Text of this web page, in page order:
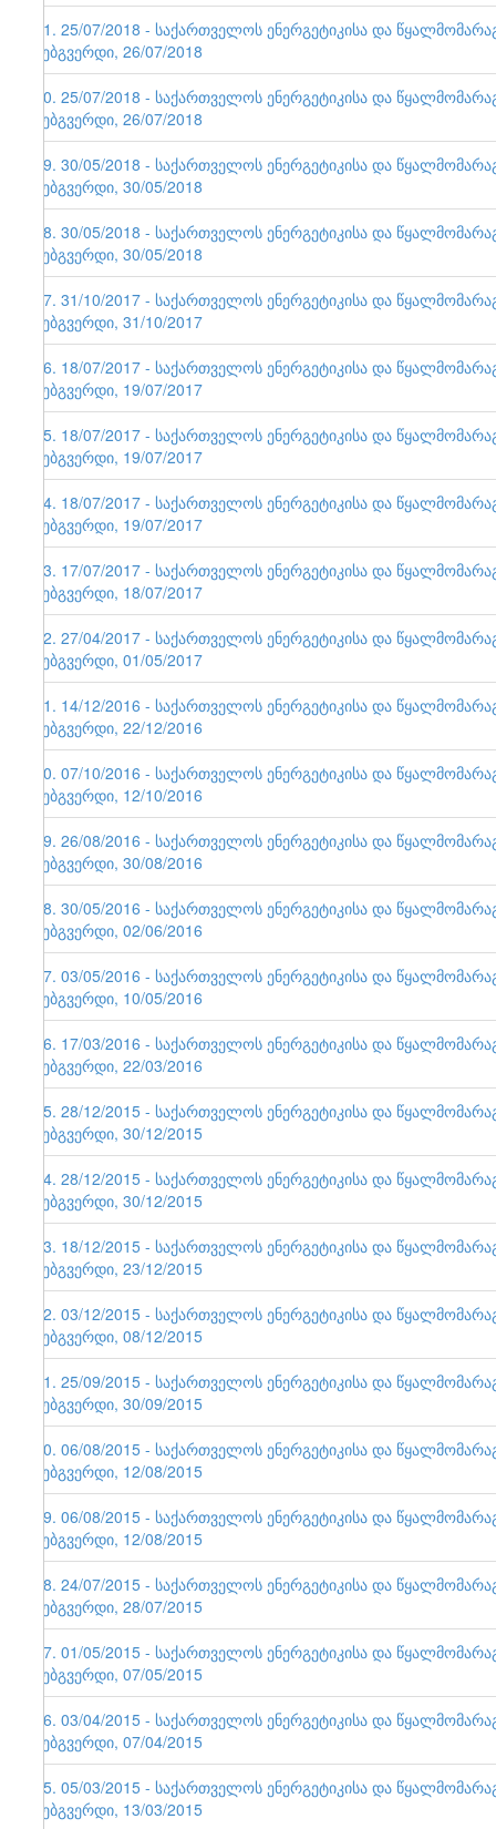
91. 25/07/2018 - საქართველოს ენერგეტიკისა და
ვებგვერდი, 26/07/2018
90. 25/07/2018 - საქართველოს ენერგეტიკისა და
ვებგვერდი, 26/07/2018
89. 30/05/2018 - საქართველოს ენერგეტიკისა და
ვებგვერდი, 30/05/2018
88. 30/05/2018 - საქართველოს ენერგეტიკისა და
ვებგვერდი, 30/05/2018
87. 31/10/2017 - საქართველოს ენერგეტიკისა და
ვებგვერდი, 31/10/2017
86. 18/07/2017 - საქართველოს ენერგეტიკისა და
ვებგვერდი, 19/07/2017
85. 18/07/2017 - საქართველოს ენერგეტიკისა და
ვებგვერდი, 19/07/2017
84. 18/07/2017 - საქართველოს ენერგეტიკისა და
ვებგვერდი, 19/07/2017
83. 17/07/2017 - საქართველოს ენერგეტიკისა და
ვებგვერდი, 18/07/2017
82. 27/04/2017 - საქართველოს ენერგეტიკისა და
ვებგვერდი, 01/05/2017
81. 14/12/2016 - საქართველოს ენერგეტიკისა და
ვებგვერდი, 22/12/2016
80. 07/10/2016 - საქართველოს ენერგეტიკისა და
ვებგვერდი, 12/10/2016
79. 26/08/2016 - საქართველოს ენერგეტიკისა და
ვებგვერდი, 30/08/2016
78. 30/05/2016 - საქართველოს ენერგეტიკისა და
ვებგვერდი, 02/06/2016
77. 03/05/2016 - საქართველოს ენერგეტიკისა და
ვებგვერდი, 10/05/2016
76. 17/03/2016 - საქართველოს ენერგეტიკისა და
ვებგვერდი, 22/03/2016
75. 28/12/2015 - საქართველოს ენერგეტიკისა და
ვებგვერდი, 30/12/2015
74. 28/12/2015 - საქართველოს ენერგეტიკისა და
ვებგვერდი, 30/12/2015
73. 18/12/2015 - საქართველოს ენერგეტიკისა და
ვებგვერდი, 23/12/2015
72. 03/12/2015 - საქართველოს ენერგეტიკისა და
ვებგვერდი, 08/12/2015
71. 25/09/2015 - საქართველოს ენერგეტიკისა და
ვებგვერდი, 30/09/2015
70. 06/08/2015 - საქართველოს ენერგეტიკისა და
ვებგვერდი, 12/08/2015
69. 06/08/2015 - საქართველოს ენერგეტიკისა და
ვებგვერდი, 12/08/2015
68. 24/07/2015 - საქართველოს ენერგეტიკისა და
ვებგვერდი, 28/07/2015
67. 01/05/2015 - საქართველოს ენერგეტიკისა და
ვებგვერდი, 07/05/2015
66. 03/04/2015 - საქართველოს ენერგეტიკისა და
ვებგვერდი, 07/04/2015
65. 05/03/2015 - საქართველოს ენერგეტიკისა და
ვებგვერდი, 13/03/2015